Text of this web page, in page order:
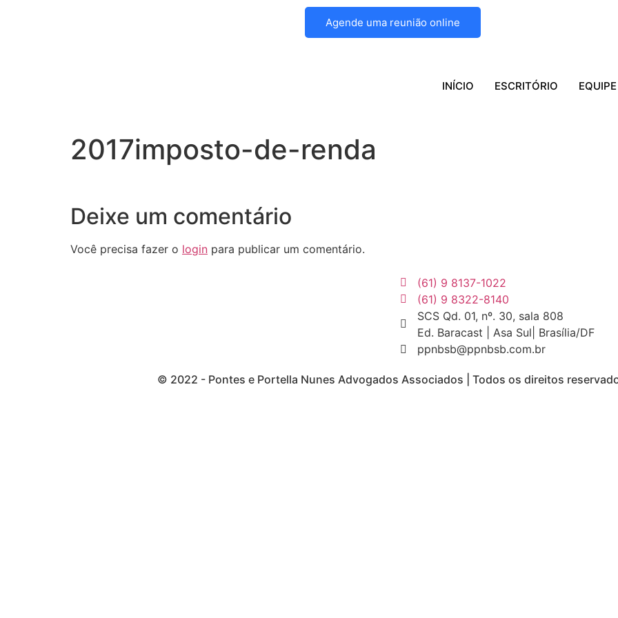
Agende uma reunião online
INÍCIO ESCRITÓRIO EQUIPE
2017imposto-de-renda
Deixe um comentário
Você precisa fazer o login para publicar um comentário.
(61) 9 8137-1022
(61) 9 8322-8140
SCS Qd. 01, nº. 30, sala 808
Ed. Baracast | Asa Sul| Brasília/DF
ppnbsb@ppnbsb.com.br
© 2022 - Pontes e Portella Nunes Advogados Associados | Todos os direitos